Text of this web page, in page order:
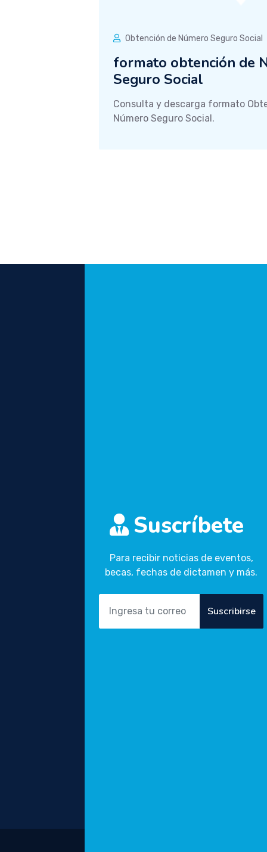
Obtención de Número Seguro Social
formato obtención de
Seguro Social
Consulta y descarga formato
Número Seguro Social.
Suscríbete
Para recibir noticias de eventos,
becas, fechas de dictamen y más.
Suscribirse